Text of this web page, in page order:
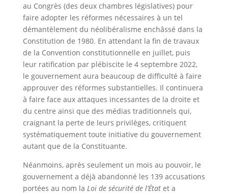
au Congrès (des deux chambres législatives) pour
faire adopter les réformes nécessaires à un tel
démantèlement du néolibéralisme enchâssé dans la
Constitution de 1980. En attendant la fin de travaux
de la Convention constitutionnelle en juillet, puis
leur ratification par plébiscite le 4 septembre 2022,
le gouvernement aura beaucoup de difficulté à faire
approuver des réformes substantielles. Il continuera
à faire face aux attaques incessantes de la droite et
du centre ainsi que des médias traditionnels qui,
craignant la perte de leurs privilèges, critiquent
systématiquement toute initiative du gouvernement
autant que de la Constituante.
Néanmoins, après seulement un mois au pouvoir, le
gouvernement a déjà abandonné les 139 accusations
portées au nom la Loi de sécurité de l’Étatet a